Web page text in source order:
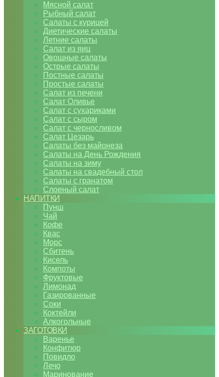
Мясной салат
Рыбный салат
Салаты с курицей
Диетические салаты
Летние салаты
Салат из яиц
Овощные салаты
Острые салаты
Постные салаты
Простые салаты
Салат из печени
Салат Оливье
Салат с сухариками
Салат с сыром
Салат с черносливом
Салат Цезарь
Салаты без майонеза
Салаты на День Рождения
Салаты на зиму
Салаты на свадебный стол
Салаты с гранатом
Слоеный салат
НАПИТКИ
Пунш
Чай
Кофе
Квас
Морс
Сбитень
Кисель
Компоты
Фруктовые
Лимонад
Газированные
Соки
Коктейли
Алкогольные
ЗАГОТОВКИ
Варенье
Конфитюр
Повидло
Лечо
Маринование